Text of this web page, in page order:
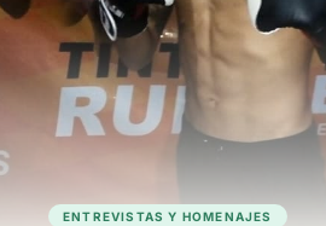
ENTREVISTAS Y HOMENAJES